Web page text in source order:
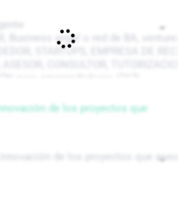
de los proyectos que